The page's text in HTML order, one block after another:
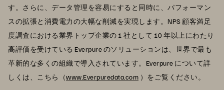
す。さらに、データ管理を容易にすると同時に、パフォーマン
スの拡張と消費電力の大幅な削減を実現します。NPS 顧客満足
度調査における業界トップ企業の 1 社として 10 年以上にわたり
高評価を受けている Everpure のソリューションは、世界で最も
革新的な多くの組織で導入されています。Everpure について詳
しくは、こちら（www.Everpuredata.com ）をご覧ください。